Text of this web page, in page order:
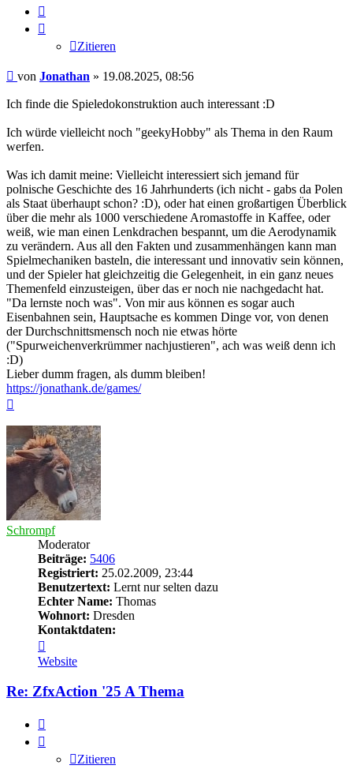
Zitieren
Beitrag
von Jonathan » 19.08.2025, 08:56
Ich finde die Spieledokonstruktion auch interessant :D
Ich würde vielleicht noch "geekyHobby" als Thema in den Raum
werfen.
Was ich damit meine: Vielleicht interessiert sich jemand für
polnische Geschichte des 16 Jahrhunderts (ich nicht - gabs da Polen
als Staat überhaupt schon? :D), oder hat einen großartigen Überblick
über die mehr als 1000 verschiedene Aromastoffe in Kaffee, oder
weiß, wie man einen Lenkdrachen bespannt, um die Aerodynamik
zu verändern. Aus all den Fakten und zusammenhängen kann man
Spielmechaniken basteln, die interessant und innovativ sein können,
und der Spieler hat gleichzeitig die Gelegenheit, in ein ganz neues
Themenfeld einzusteigen, über das er noch nie nachgedacht hat.
"Da lernste noch was". Von mir aus können es sogar auch
Eisenbahnen sein, Hauptsache es kommen Dinge vor, von denen
der Durchschnittsmensch noch nie etwas hörte
("Spurweichenverkrümmer nachjustieren", ach was weiß denn ich
:D)
Lieber dumm fragen, als dumm bleiben!
https://jonathank.de/games/
Schrompf
Moderator
Beiträge: 5406
Registriert: 25.02.2009, 23:44
Benutzertext: Lernt nur selten dazu
Echter Name: Thomas
Wohnort: Dresden
Kontaktdaten:
von
Schrompf
Website
Re: ZfxAction '25 A Thema
Zitieren